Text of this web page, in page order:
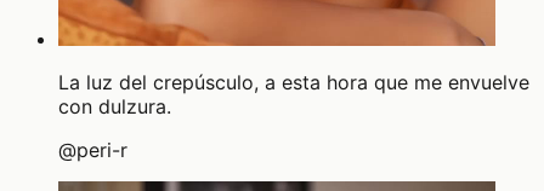
La luz del crepúsculo, a esta hora que me envuelve
con dulzura.
@peri-r